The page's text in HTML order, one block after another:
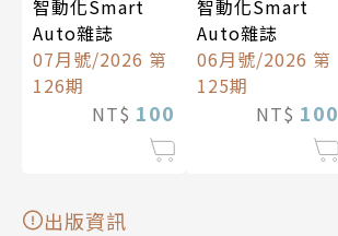
智動化Smart
Auto雜誌
07月號/2026 第
126期
NT$ 100
智動化Smart
Auto雜誌
06月號/2026 第
125期
NT$ 100
出版資訊